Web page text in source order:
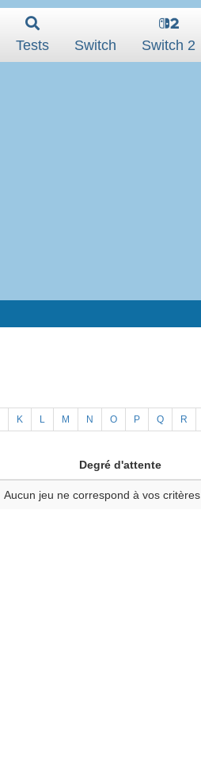
Tests Switch Switch 2
K L M N O P Q R
Degré d'attente
Aucun jeu ne correspond à vos critères.